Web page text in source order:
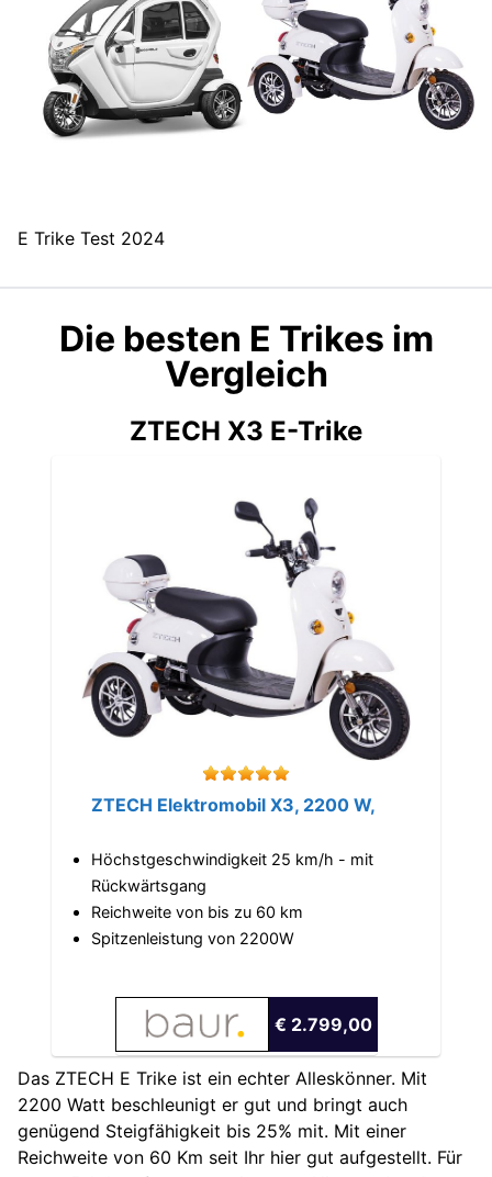
E Trike Test 2024
Die besten E Trikes im
Vergleich
ZTECH X3 E-Trike
ZTECH Elektromobil X3, 2200 W,
Höchstgeschwindigkeit 25 km/h - mit
Rückwärtsgang
Reichweite von bis zu 60 km
Spitzenleistung von 2200W
€ 2.799,00
Das ZTECH E Trike ist ein echter Alleskönner. Mit
2200 Watt beschleunigt er gut und bringt auch
genügend Steigfähigkeit bis 25% mit. Mit einer
Reichweite von 60 Km seit Ihr hier gut aufgestellt. Für